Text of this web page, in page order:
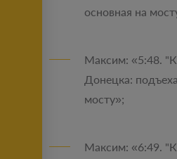
основная на
Максим: «5:48.
Донецка:
мосту»;
Максим: «6:49.